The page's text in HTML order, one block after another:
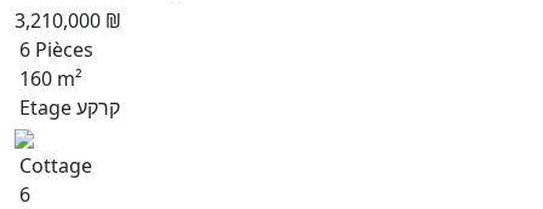
3,210,000 ₪
6 Pièces
160 m²
Etage קרקע
Cottage
6